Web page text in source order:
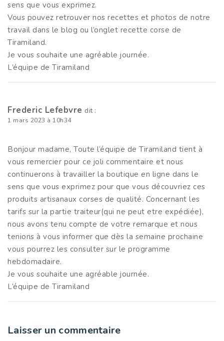
sens que vous exprimez.
Vous pouvez retrouver nos recettes et photos de notre
travail dans le blog ou l’onglet recette corse de
Tiramiland.
Je vous souhaite une agréable journée.
L’équipe de Tiramiland
Frederic Lefebvre dit :
1 mars 2023 à 10h34
Bonjour madame, Toute l’équipe de Tiramiland tient à
vous remercier pour ce joli commentaire et nous
continuerons à travailler la boutique en ligne dans le
sens que vous exprimez pour que vous découvriez ces
produits artisanaux corses de qualité. Concernant les
tarifs sur la partie traiteur(qui ne peut etre expédiée),
nous avons tenu compte de votre remarque et nous
tenions à vous informer que dès la semaine prochaine
vous pourrez les consulter sur le programme
hebdomadaire.
Je vous souhaite une agréable journée.
L’équipe de Tiramiland
Laisser un commentaire